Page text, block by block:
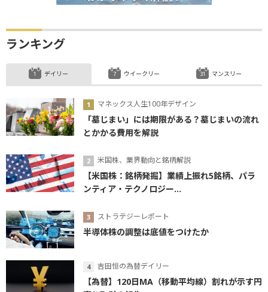
ランキング
デイリー
マネックス人生100年デザイン
「墓じまい」には期限がある？墓じまいの流れ
とかかる費用を解説
米国株、業界動向と銘柄解説
【米国株：銘柄発掘】業績上振れ5銘柄、パラ
ンティア・テクノロジー...
ストラテジーレポート
半導体株の調整は底値をつけたか
吉田恒の為替デイリー
【為替】120日MA（移動平均線）割れが示す円
ウイークリー マンスリー